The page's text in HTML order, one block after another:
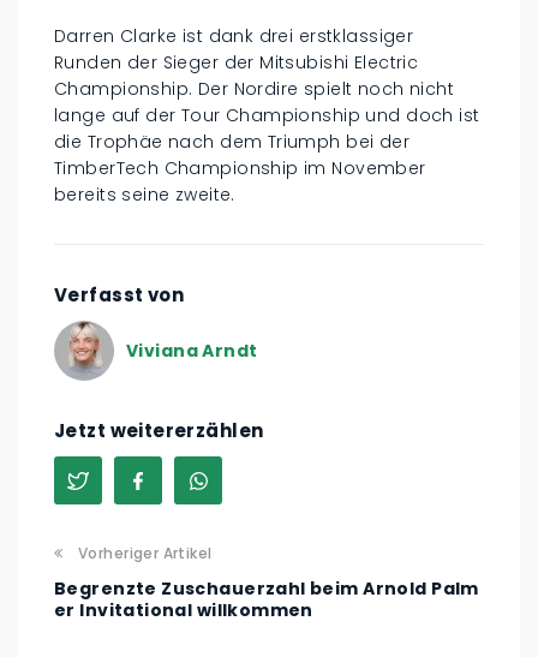
Darren Clarke ist dank drei erstklassiger
Runden der Sieger der Mitsubishi Electric
Championship. Der Nordire spielt noch nicht
lange auf der Tour Championship und doch ist
die Trophäe nach dem Triumph bei der
TimberTech Championship im November
bereits seine zweite.
Verfasst von
Viviana Arndt
Jetzt weitererzählen
Vorheriger Artikel
Begrenzte Zuschauerzahl beim Arnold Palm
er Invitational willkommen